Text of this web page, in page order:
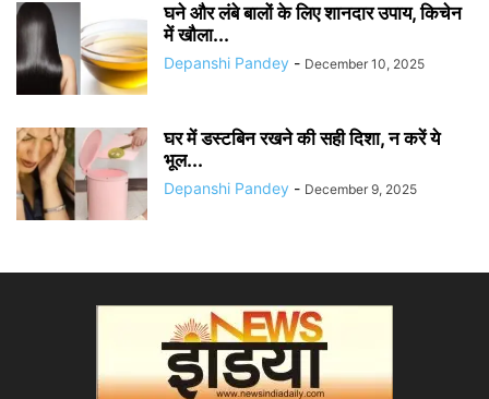
घने और लंबे बालों के लिए शानदार उपाय, किचेन
में खौला...
Depanshi Pandey - December 10, 2025
घर में डस्टबिन रखने की सही दिशा, न करें ये
भूल...
Depanshi Pandey - December 9, 2025